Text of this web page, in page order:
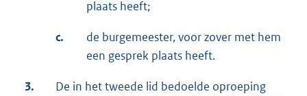
plaats heeft;
c.
de burgemeester, voor zover met hem
een gesprek plaats heeft.
3.
De in het tweede lid bedoelde oproeping